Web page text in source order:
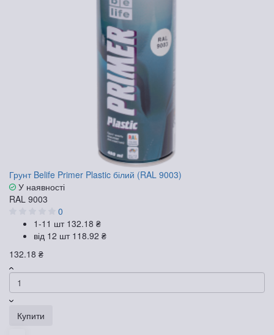
Грунт Belife Primer Plastic білий (RAL 9003)
У наявності
RAL 9003
0
1-11 шт 132.18 ₴
від 12 шт 118.92 ₴
132.18 ₴
Купити